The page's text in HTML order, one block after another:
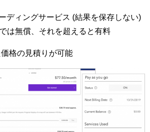
ディングサービス (結果を保存しない)
は無償、それを超えると有料
格の見積りが可能